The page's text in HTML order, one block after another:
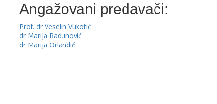
Angažovani predavači:
Prof. dr Veselin Vukotić
dr Marija Radunović
dr Marija Orlandić